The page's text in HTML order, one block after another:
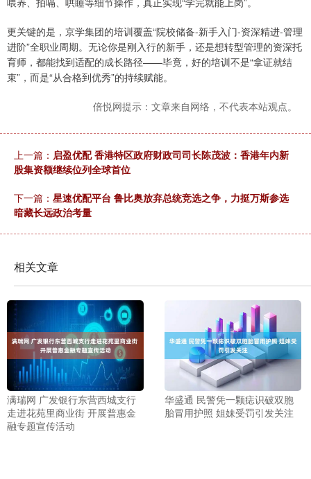
更关键的是，京学集团的培训覆盖“院校储备-新手入门-资深精进-管理
进阶”全职业周期。无论你是刚入行的新手，还是想转型管理的资深托
育师，都能找到适配的成长路径——毕竟，好的培训不是“拿证就结
束”，而是“从合格到优秀”的持续赋能。
倍悦网提示：文章来自网络，不代表本站观点。
上一篇： 启盈优配 香港特区政府财政司司长陈茂波：香港年内新
股集资额继续位列全球首位
下一篇： 星速优配平台 鲁比奥放弃总统竞选之争，力挺万斯参选
暗藏长远政治考量
相关文章
满瑞网 广发银行东营西城支行
走进花苑里商业街 开展普惠金
融专题宣传活动
华盛通 民警凭一颗痣识破双胞
胎冒用护照 姐妹受罚引发关注